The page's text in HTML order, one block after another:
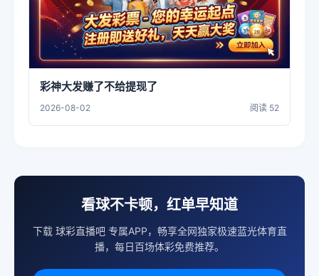
彩神大发赚了不给提现了
2026-08-02 阅读 52
看球不卡顿，红单早知道
下载 球彩直播吧 专属APP，畅享全网独家极速蓝光体育直
播，每日百场体彩免费推荐。